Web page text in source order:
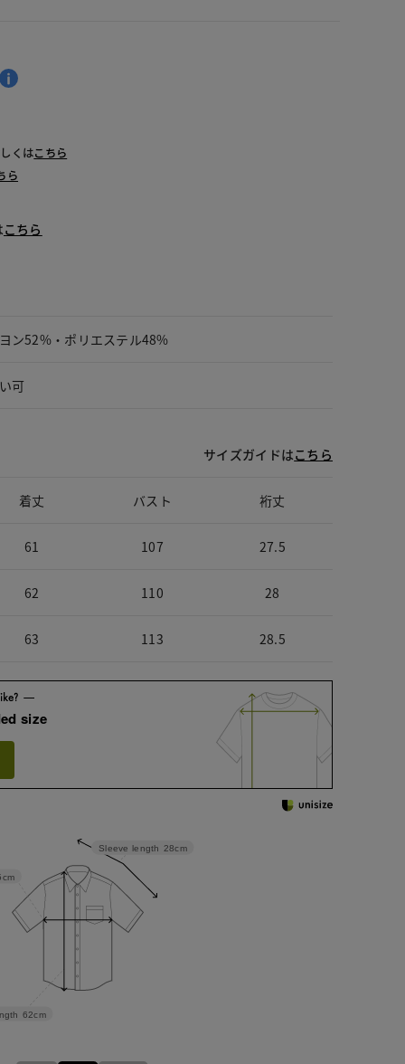
くはこちら
ら
こちら
ン52%・ポリエステル48%
可
サイズガイドはこちら
着丈 バスト 裄丈
61 107 27.5
62 110 28
63 113 28.5
size
Sleeve length 28cm
62cm